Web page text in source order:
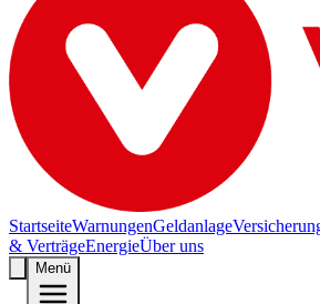
StartseiteWarnungenGeldanlage
& VerträgeEnergieÜber uns
Menü